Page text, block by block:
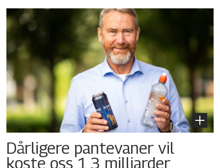
Dårligere pantevaner vil
koste oss 1,3 milliarder